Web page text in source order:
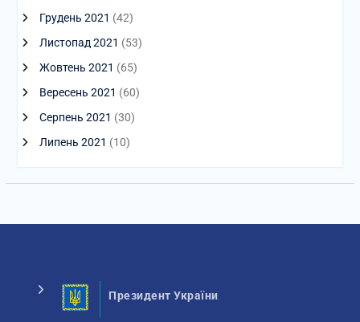
Грудень 2021 (42)
Листопад 2021 (53)
Жовтень 2021 (65)
Вересень 2021 (60)
Серпень 2021 (30)
Липень 2021 (10)
Президент України